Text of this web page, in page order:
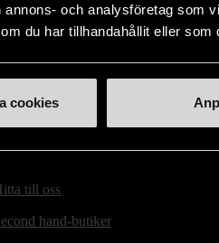
och analysföretag som
du har tillhandahållit eller
cookies
till oss
hand-butiker